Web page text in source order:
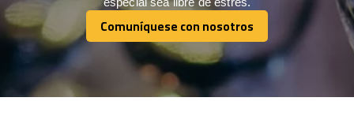
Comuníquese con nosotros
Comuníquese con nosotros